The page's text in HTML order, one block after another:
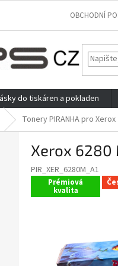
OBCHODNÍ
do tiskáren a pokladen
Tonery PIRANHA pro Xerox
Xerox 6280
PIR_XER_6280M_A1
Prémiová
kvalita